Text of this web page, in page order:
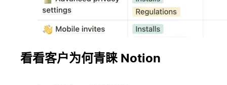
看看客户为何青睐 Notion